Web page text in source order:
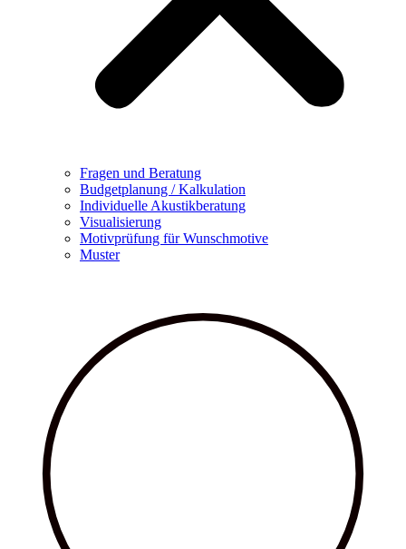
Fragen und Beratung
Budgetplanung / Kalkulation
Individuelle Akustikberatung
Visualisierung
Motivprüfung für Wunschmotive
Muster